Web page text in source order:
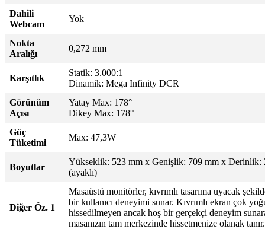
Dahili
Webcam
Yok
Nokta
Aralığı
0,272 mm
Karşıtlık
Statik: 3.000:1
Dinamik: Mega Infinity DCR
Görünüm
Açısı
Yatay Max: 178°
Dikey Max: 178°
Güç
Tüketimi
Max: 47,3W
Boyutlar
Yükseklik: 523 mm x Genişlik: 709 mm x Derinlik:
(ayaklı)
Diğer Öz. 1
Masaüstü monitörler, kıvrımlı tasarıma uyacak
bir kullanıcı deneyimi sunar. Kıvrımlı ekran çok
hissedilmeyen ancak hoş bir gerçekçi deneyim
masanızın tam merkezinde hissetmenize olanak tanır.